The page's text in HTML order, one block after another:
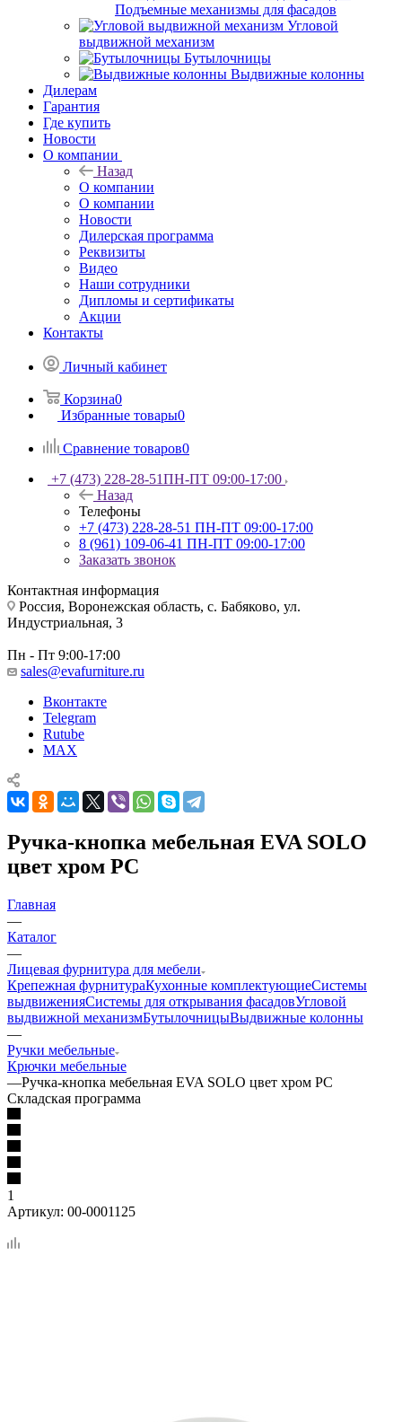
Подъемные механизмы для фасадов
Угловой
выдвижной механизм
Бутылочницы
Выдвижные колонны
Дилерам
Гарантия
Где купить
Новости
О компании
Назад
О компании
О компании
Новости
Дилерская программа
Реквизиты
Видео
Наши сотрудники
Дипломы и сертификаты
Акции
Контакты
Личный кабинет
Корзина0
Избранные товары0
Сравнение товаров0
+7 (473) 228-28-51ПН-ПТ 09:00-17:00
Назад
Телефоны
+7 (473) 228-28-51 ПН-ПТ 09:00-17:00
8 (961) 109-06-41 ПН-ПТ 09:00-17:00
Заказать звонок
Контактная информация
Россия, Воронежская область, с. Бабяково, ул.
Индустриальная, 3
Пн - Пт 9:00-17:00
sales@evafurniture.ru
Вконтакте
Telegram
Rutube
MAX
Ручка-кнопка мебельная EVA SOLO
цвет хром PC
Главная
—
Каталог
—
Лицевая фурнитура для мебели
Крепежная фурнитураКухонные комплектующиеСистемы
выдвиженияСистемы для открывания фасадовУгловой
выдвижной механизмБутылочницыВыдвижные колонны
—
Ручки мебельные
Крючки мебельные
—Ручка-кнопка мебельная EVA SOLO цвет хром PC
Складская программа
1
Артикул: 00-0001125